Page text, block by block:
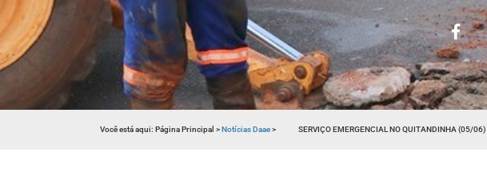
Você está aqui:Página Principal>Notícias Daae> SERVIÇO EMERGENCIAL NO QUITANDINHA (05/06)